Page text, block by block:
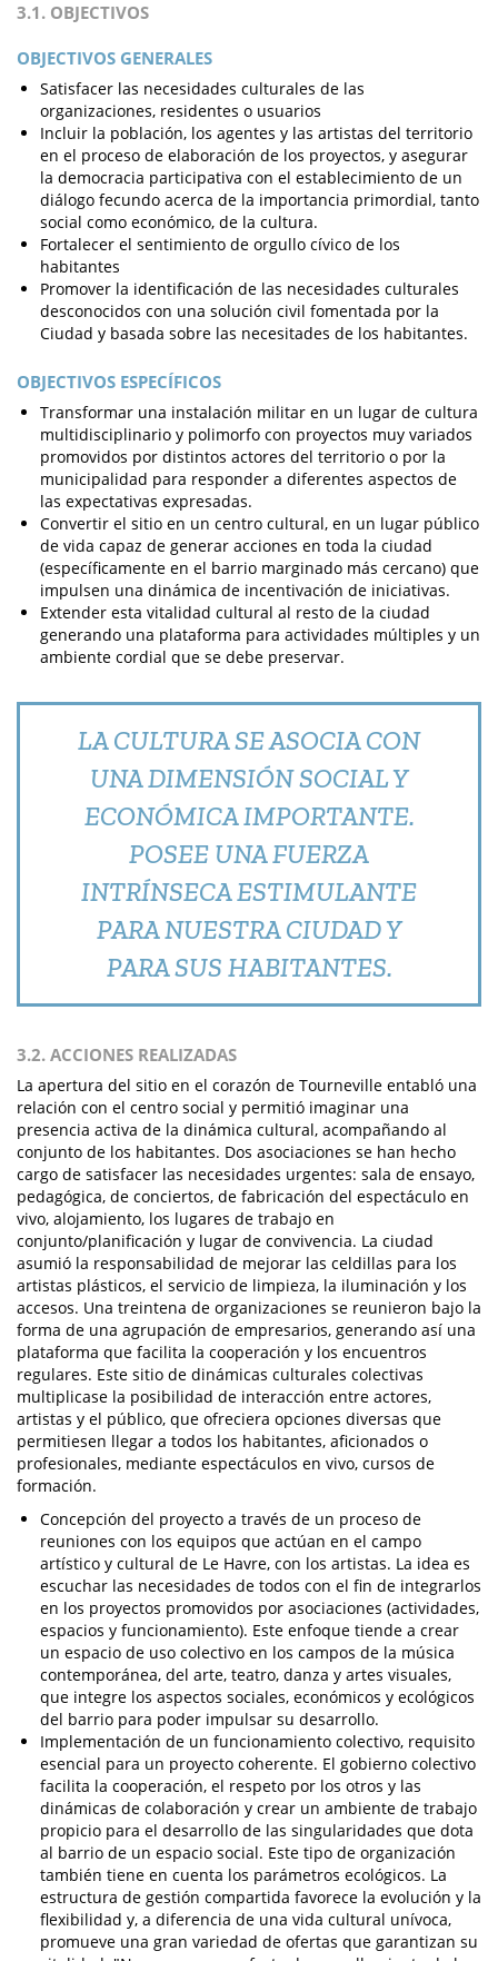
3.1. OBJECTIVOS
OBJECTIVOS GENERALES
Satisfacer las necesidades culturales de las
organizaciones, residentes o usuarios
Incluir la población, los agentes y las artistas del territorio
en el proceso de elaboración de los proyectos, y asegurar
la democracia participativa con el establecimiento de un
diálogo fecundo acerca de la importancia primordial, tanto
social como económico, de la cultura.
Fortalecer el sentimiento de orgullo cívico de los
habitantes
Promover la identificación de las necesidades culturales
desconocidos con una solución civil fomentada por la
Ciudad y basada sobre las necesitades de los habitantes.
OBJECTIVOS ESPECÍFICOS
Transformar una instalación militar en un lugar de cultura
multidisciplinario y polimorfo con proyectos muy variados
promovidos por distintos actores del territorio o por la
municipalidad para responder a diferentes aspectos de
las expectativas expresadas.
Convertir el sitio en un centro cultural, en un lugar público
de vida capaz de generar acciones en toda la ciudad
(específicamente en el barrio marginado más cercano) que
impulsen una dinámica de incentivación de iniciativas.
Extender esta vitalidad cultural al resto de la ciudad
generando una plataforma para actividades múltiples y un
ambiente cordial que se debe preservar.
LA CULTURA SE ASOCIA CON
UNA DIMENSIÓN SOCIAL Y
ECONÓMICA IMPORTANTE.
POSEE UNA FUERZA
INTRÍNSECA ESTIMULANTE
PARA NUESTRA CIUDAD Y
PARA SUS HABITANTES.
3.2. ACCIONES REALIZADAS
La apertura del sitio en el corazón de Tourneville entabló una
relación con el centro social y permitió imaginar una
presencia activa de la dinámica cultural, acompañando al
conjunto de los habitantes. Dos asociaciones se han hecho
cargo de satisfacer las necesidades urgentes: sala de ensayo,
pedagógica, de conciertos, de fabricación del espectáculo en
vivo, alojamiento, los lugares de trabajo en
conjunto/planificación y lugar de convivencia. La ciudad
asumió la responsabilidad de mejorar las celdillas para los
artistas plásticos, el servicio de limpieza, la iluminación y los
accesos. Una treintena de organizaciones se reunieron bajo la
forma de una agrupación de empresarios, generando así una
plataforma que facilita la cooperación y los encuentros
regulares. Este sitio de dinámicas culturales colectivas
multiplicase la posibilidad de interacción entre actores,
artistas y el público, que ofreciera opciones diversas que
permitiesen llegar a todos los habitantes, aficionados o
profesionales, mediante espectáculos en vivo, cursos de
formación.
Concepción del proyecto a través de un proceso de
reuniones con los equipos que actúan en el campo
artístico y cultural de Le Havre, con los artistas. La idea es
escuchar las necesidades de todos con el fin de integrarlos
en los proyectos promovidos por asociaciones (actividades,
espacios y funcionamiento). Este enfoque tiende a crear
un espacio de uso colectivo en los campos de la música
contemporánea, del arte, teatro, danza y artes visuales,
que integre los aspectos sociales, económicos y ecológicos
del barrio para poder impulsar su desarrollo.
Implementación de un funcionamiento colectivo, requisito
esencial para un proyecto coherente. El gobierno colectivo
facilita la cooperación, el respeto por los otros y las
dinámicas de colaboración y crear un ambiente de trabajo
propicio para el desarrollo de las singularidades que dota
al barrio de un espacio social. Este tipo de organización
también tiene en cuenta los parámetros ecológicos. La
estructura de gestión compartida favorece la evolución y la
flexibilidad y, a diferencia de una vida cultural unívoca,
promueve una gran variedad de ofertas que garantizan su